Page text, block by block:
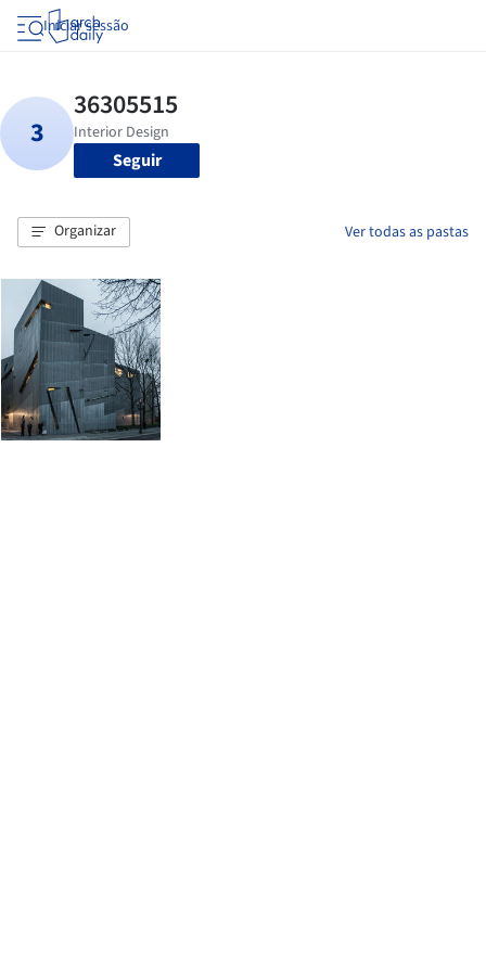
Iniciar sessão
Seguir
Organizar Ver todas as pastas